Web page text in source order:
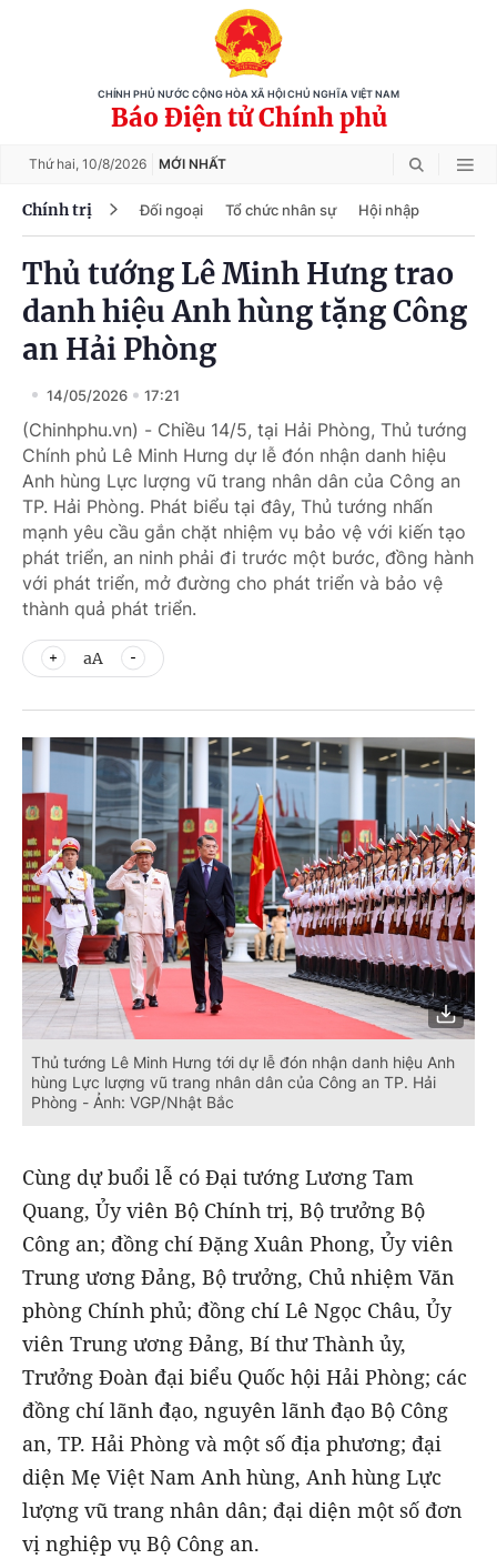
CHÍNH PHỦ NƯỚC CỘNG HÒA XÃ HỘI CHỦ NGHĨA VIỆT NAM
Báo Điện tử Chính phủ
Thứ hai, 10/8/2026 MỚI NHẤT
Chính trị Đối ngoại Tổ chức nhân sự Hội nhập
Thủ tướng Lê Minh Hưng trao
danh hiệu Anh hùng tặng Công
an Hải Phòng
14/05/2026 17:21
(Chinhphu.vn) - Chiều 14/5, tại Hải Phòng, Thủ tướng
Chính phủ Lê Minh Hưng dự lễ đón nhận danh hiệu
Anh hùng Lực lượng vũ trang nhân dân của Công an
TP. Hải Phòng. Phát biểu tại đây, Thủ tướng nhấn
mạnh yêu cầu gắn chặt nhiệm vụ bảo vệ với kiến tạo
phát triển, an ninh phải đi trước một bước, đồng hành
với phát triển, mở đường cho phát triển và bảo vệ
thành quả phát triển.
aA
Thủ tướng Lê Minh Hưng tới dự lễ đón nhận danh hiệu Anh
hùng Lực lượng vũ trang nhân dân của Công an TP. Hải
Phòng - Ảnh: VGP/Nhật Bắc
Cùng dự buổi lễ có Đại tướng Lương Tam
Quang, Ủy viên Bộ Chính trị, Bộ trưởng Bộ
Công an; đồng chí Đặng Xuân Phong, Ủy viên
Trung ương Đảng, Bộ trưởng, Chủ nhiệm Văn
phòng Chính phủ; đồng chí Lê Ngọc Châu, Ủy
viên Trung ương Đảng, Bí thư Thành ủy,
Trưởng Đoàn đại biểu Quốc hội Hải Phòng; các
đồng chí lãnh đạo, nguyên lãnh đạo Bộ Công
an, TP. Hải Phòng và một số địa phương; đại
diện Mẹ Việt Nam Anh hùng, Anh hùng Lực
lượng vũ trang nhân dân; đại diện một số đơn
vị nghiệp vụ Bộ Công an.